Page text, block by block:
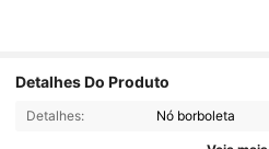
Detalhes Do Produto
Detalhes: Nó borboleta